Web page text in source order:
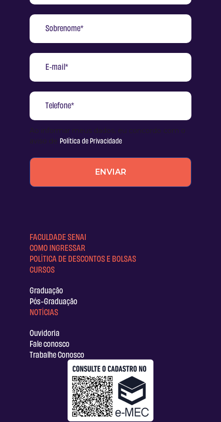
Ao informar meus dados, eu concordo com o
aviso de Política de Privacidade.
FACULDADE SENAI
COMO INGRESSAR
POLÍTICA DE DESCONTOS E BOLSAS
CURSOS
Graduação
Pós-Graduação
NOTÍCIAS
Ouvidoria
Fale conosco
Trabalhe Conosco